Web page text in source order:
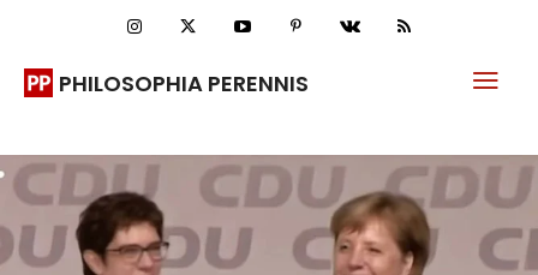
PHILOSOPHIA PERENNIS